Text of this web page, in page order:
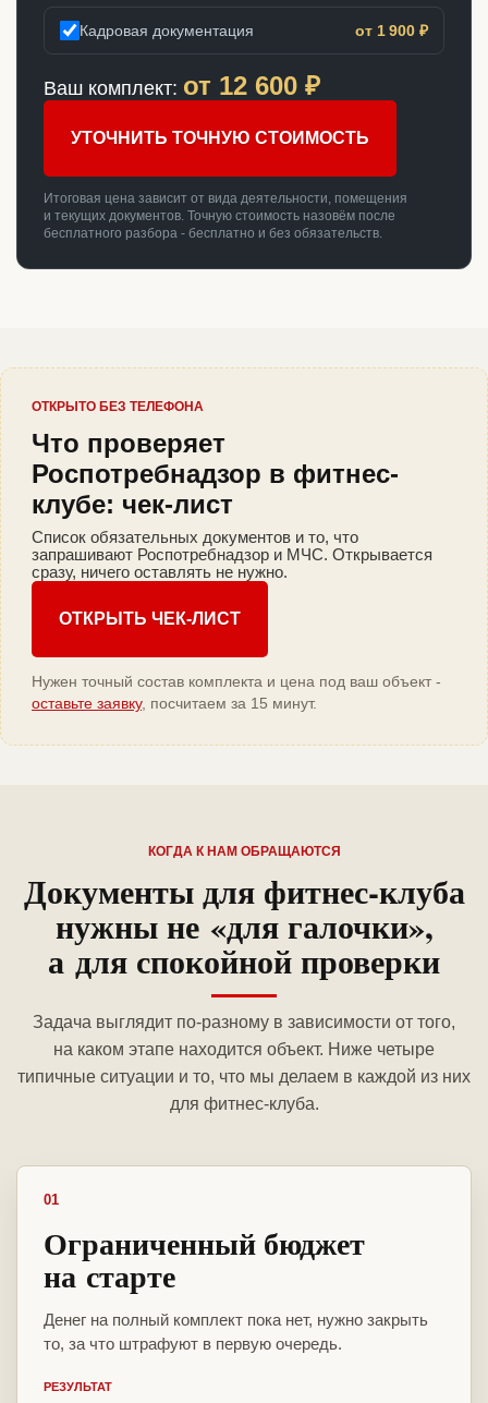
Кадровая документация от 1 900 ₽
Ваш комплект: от 12 600 ₽
УТОЧНИТЬ ТОЧНУЮ СТОИМОСТЬ
Итоговая цена зависит от вида деятельности, помещения
и текущих документов. Точную стоимость назовём после
бесплатного разбора - бесплатно и без обязательств.
ОТКРЫТО БЕЗ ТЕЛЕФОНА
Что проверяет
Роспотребнадзор в фитнес-
клубе: чек-лист
Список обязательных документов и то, что
запрашивают Роспотребнадзор и МЧС. Открывается
сразу, ничего оставлять не нужно.
ОТКРЫТЬ ЧЕК-ЛИСТ
Нужен точный состав комплекта и цена под ваш объект -
оставьте заявку, посчитаем за 15 минут.
КОГДА К НАМ ОБРАЩАЮТСЯ
Документы для фитнес-клуба
нужны не «для галочки»,
а для спокойной проверки
Задача выглядит по-разному в зависимости от того,
на каком этапе находится объект. Ниже четыре
типичные ситуации и то, что мы делаем в каждой из них
для фитнес-клуба.
01
Ограниченный бюджет
на старте
Денег на полный комплект пока нет, нужно закрыть
то, за что штрафуют в первую очередь.
РЕЗУЛЬТАТ